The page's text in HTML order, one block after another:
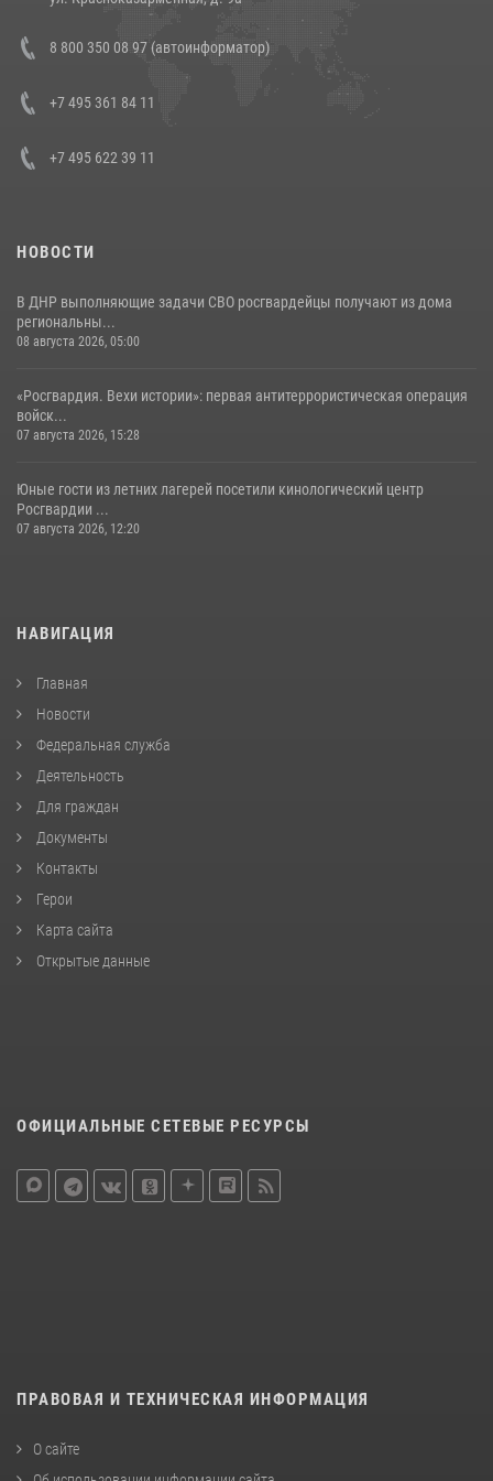
Состоялась рабочая встреча директора Росгвардии Героя России
генерала армии Виктора Золотова с заместителем полномочного
представителя Президента Российской Федерации в Северо-
Кавказском федеральном округе Виталием Кузнецовым
8 800 350 08 97 (автоинформатор)
+7 495 361 84 11
+7 495 622 39 11
НОВОСТИ
В ДНР выполняющие задачи СВО росгвардейцы получают из дома
региональны...
08 августа 2026, 05:00
«Росгвардия. Вехи истории»: первая антитеррористическая операция
войск...
07 августа 2026, 15:28
Юные гости из летних лагерей посетили кинологический центр
Росгвардии ...
07 августа 2026, 12:20
НАВИГАЦИЯ
Главная
Новости
Федеральная служба
Деятельность
Для граждан
Документы
Контакты
Герои
Карта сайта
Открытые данные
ОФИЦИАЛЬНЫЕ СЕТЕВЫЕ РЕСУРСЫ
ПРАВОВАЯ И ТЕХНИЧЕСКАЯ ИНФОРМАЦИЯ
О сайте